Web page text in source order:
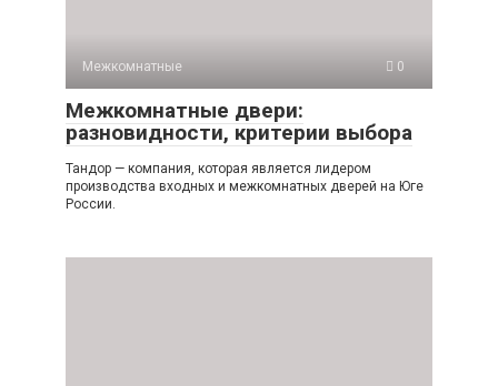
Межкомнатные 0
Межкомнатные двери:
разновидности, критерии выбора
Тандор — компания, которая является лидером
производства входных и межкомнатных дверей на Юге
России.